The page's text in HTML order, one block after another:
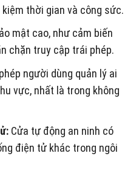
thời gian và công sức.
mật cao, như cảm biến
chặn truy cập trái phép.
người dùng quản lý ai
vực, nhất là trong không
Cửa tự động an ninh có
điện tử khác trong ngôi